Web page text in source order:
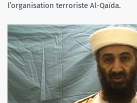
l’organisation terroriste Al-Qaïda.